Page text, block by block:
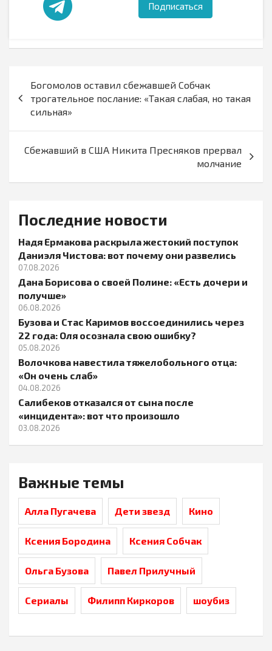
Подписаться
по
записям
Богомолов оставил сбежавшей Собчак
трогательное послание: «Такая слабая, но такая
сильная»
Сбежавший в США Никита Пресняков прервал
молчание
Последние новости
Надя Ермакова раскрыла жестокий поступок
Даниэля Чистова: вот почему они развелись
07.08.2026
Дана Борисова о своей Полине: «Есть дочери и
получше»
06.08.2026
Бузова и Стас Каримов воссоединились через
22 года: Оля осознала свою ошибку?
05.08.2026
Волочкова навестила тяжелобольного отца:
«Он очень слаб»
04.08.2026
Салибеков отказался от сына после
«инцидента»: вот что произошло
03.08.2026
Важные темы
Алла Пугачева Дети звезд Кино
Ксения Бородина Ксения Собчак
Ольга Бузова Павел Прилучный
Сериалы Филипп Киркоров шоубиз